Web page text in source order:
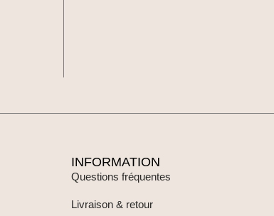
INFORMATION
Questions fréquentes
Livraison & retour